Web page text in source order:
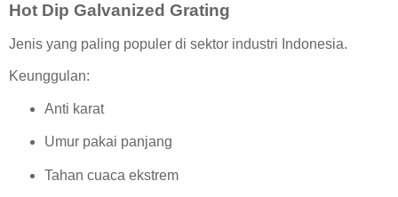
Hot Dip Galvanized Grating
Jenis yang paling populer di sektor industri Indonesia.
Keunggulan:
Anti karat
Umur pakai panjang
Tahan cuaca ekstrem